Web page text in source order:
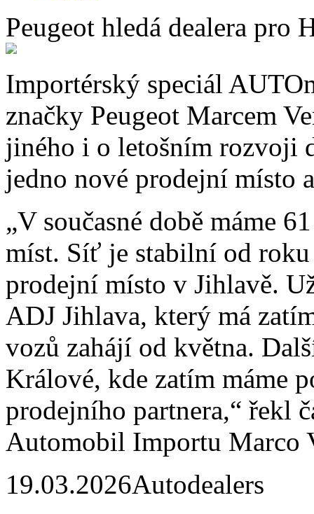
Peugeot hledá dealera pro
Importérský speciál
značky Peugeot Marcem
jiného i o letošním rozvoji
jedno nové prodejní místo
„V současné době máme
míst. Síť je stabilní od
prodejní místo v Jihlavě.
ADJ Jihlava, který má
vozů zahájí od května.
Králové, kde zatím máme
prodejního partnera,“ řekl
Automobil Importu Marco
19.03.2026Autodealers